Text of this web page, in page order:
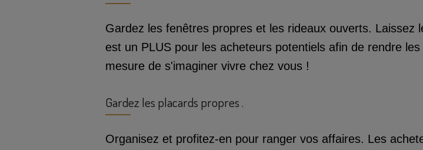
Gardez les fenêtres propres et les rideaux ouverts.
est un PLUS pour les acheteurs potentiels afin de rendre
mesure de s'imaginer vivre chez vous !
Gardez les placards propres .
Organisez et profitez-en pour ranger vos affaires. Les